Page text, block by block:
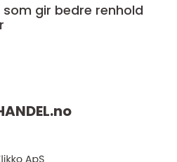
gir bedre renhold
no